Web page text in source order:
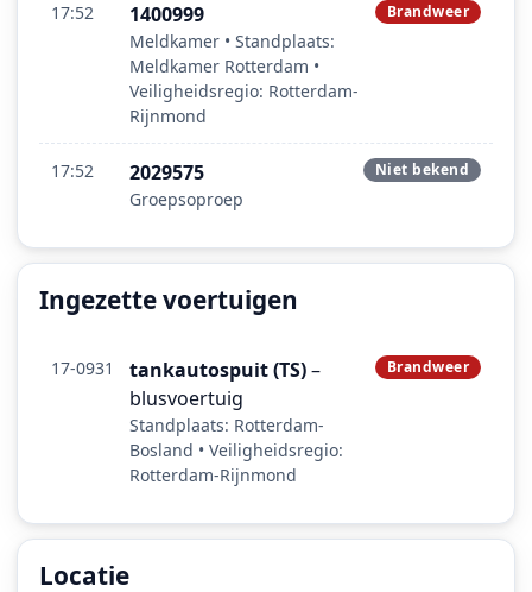
17:52 1400999
Meldkamer • Standplaats:
Meldkamer Rotterdam •
Veiligheidsregio: Rotterdam-
Rijnmond
Brandweer
17:52 2029575
Groepsoproep
Niet bekend
Ingezette voertuigen
17-0931 tankautospuit (TS)–
blusvoertuig
Standplaats: Rotterdam-
Bosland • Veiligheidsregio:
Rotterdam-Rijnmond
Brandweer
Locatie
Locatie van het incident: Kortebrantstraat, Rotterdam.